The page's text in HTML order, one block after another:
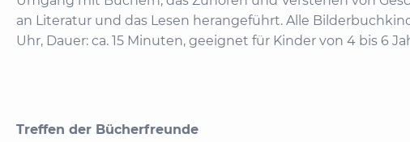
an Literatur und das Lesen herangeführt. Alle
Uhr, Dauer: ca. 15 Minuten, geeignet für Kinder von 4 bis 6
Treffen der Bücherfreunde